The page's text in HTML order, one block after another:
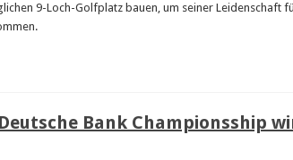
9-Loch-Golfplatz bauen, um seiner Leidenschaft
Bank Championsship